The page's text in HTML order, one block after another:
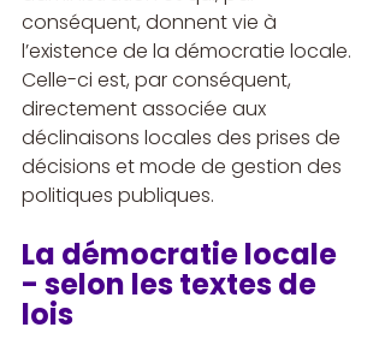
conséquent, donnent vie à
l’existence de la démocratie locale.
Celle-ci est, par conséquent,
directement associée aux
déclinaisons locales des prises de
décisions et mode de gestion des
politiques publiques.
La démocratie locale
- selon les textes de
lois